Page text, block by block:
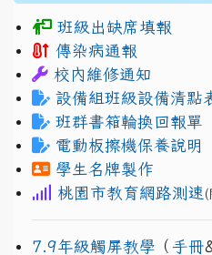
班級出缺席填報
傳染病通報
校內維修通知
設備組班級設備清點
班群書箱輪換回報單
電動板擦機保養說明
學生名牌製作
桃園市教育網路測速 (
7.9年級觸屏教學 （ 手冊